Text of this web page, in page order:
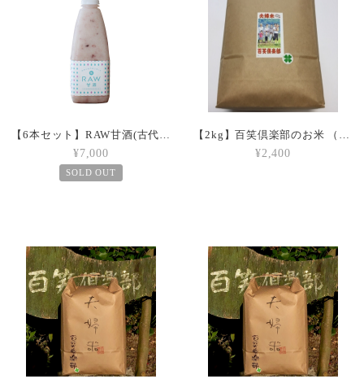
【6本セット】RAW甘酒(古代米生甘酒)
¥7,000
SOLD OUT
【2kg】百笑倶楽部のお米 （白米）
¥2,400